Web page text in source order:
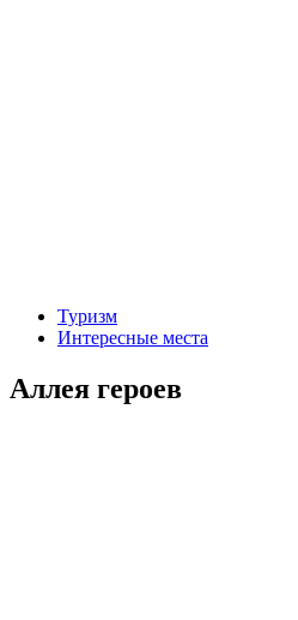
Туризм
Интересные места
Аллея героев